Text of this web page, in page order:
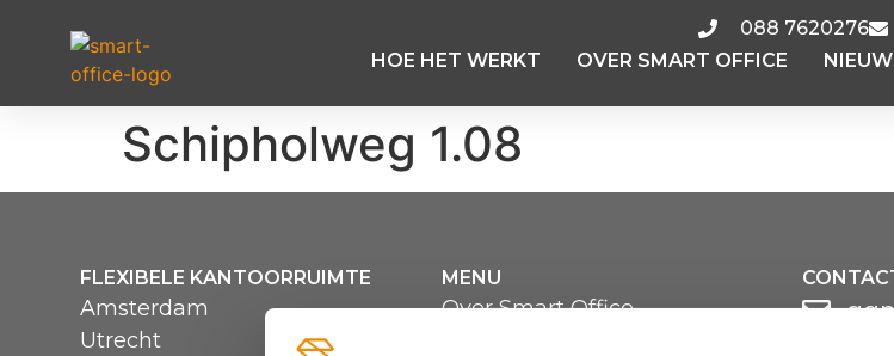
088 7620276
HOE HET WERKT
OVER SMART OFFICE
Schipholweg 1.08
FLEXIBELE KANTOORRUIMTE
Amsterdam
Utrecht
MENU
Over Smart Office